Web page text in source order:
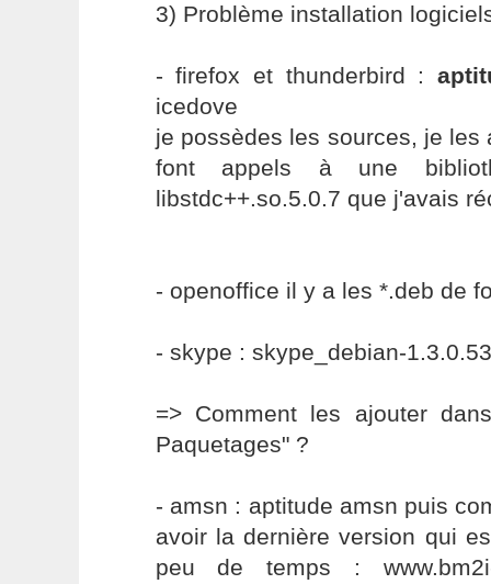
3) Problème installation
- firefox et thunderbird :
icedove
je possèdes les sources, je les
font appels à une
libstdc++.so.5.0.7 que j'avais
- openoffice il y a les *.deb de
- skype : skype_debian-
=> Comment les ajouter
Paquetages" ?
- amsn : aptitude amsn puis
avoir la dernière version qui
peu de temps :